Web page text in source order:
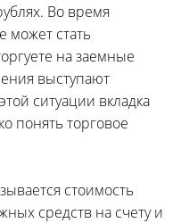
Во время
может стать
на заемные
выступают
ситуации вкладка
понять торговое
стоимость
средств на счету и